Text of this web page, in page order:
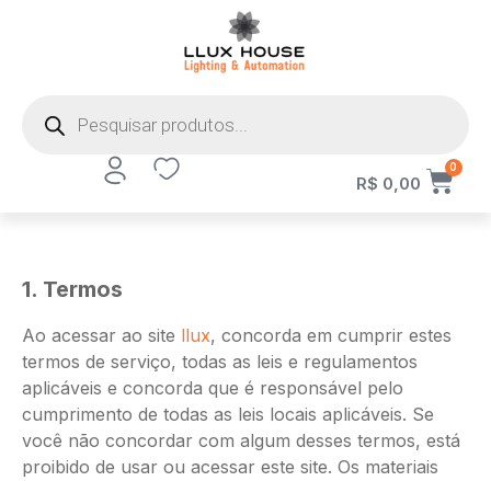
R$ 0,00
0
1. Termos
Ao acessar ao site llux, concorda em cumprir estes
termos de serviço, todas as leis e regulamentos
aplicáveis ​​e concorda que é responsável pelo
cumprimento de todas as leis locais aplicáveis. Se
você não concordar com algum desses termos, está
proibido de usar ou acessar este site. Os materiais